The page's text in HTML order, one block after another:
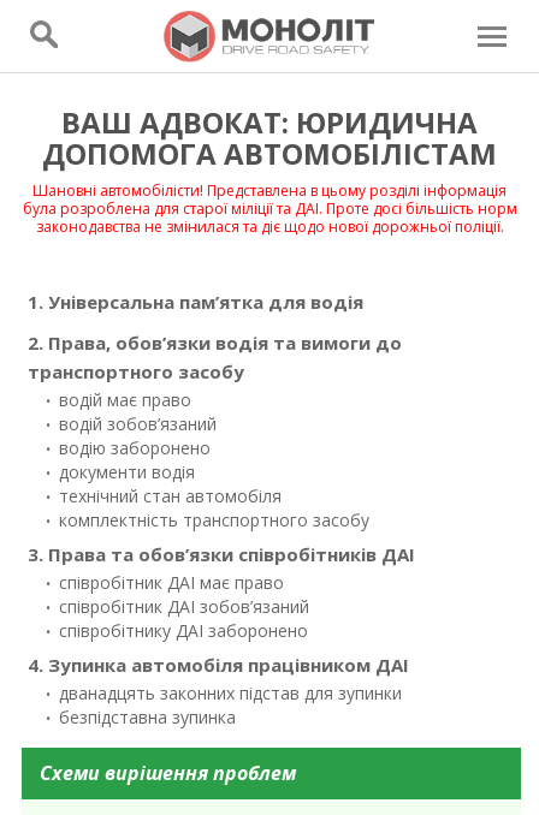
ВАШ АДВОКАТ: ЮРИДИЧНА
ДОПОМОГА АВТОМОБІЛІСТАМ
Шановні автомобілісти! Представлена в цьому розділі інформація
була розроблена для старої міліції та ДАІ. Проте досі більшість норм
законодавства не змінилася та діє щодо нової дорожньої поліції.
1. Універсальна пам’ятка для водія
2. Права, обов’язки водія та вимоги до
транспортного засобу
водій має право
водій зобов’язаний
водію заборонено
документи водія
технічний стан автомобіля
комплектність транспортного засобу
3. Права та обов’язки співробітників ДАІ
співробітник ДАІ має право
співробітник ДАІ зобов’язаний
співробітнику ДАІ заборонено
4. Зупинка автомобіля працівником ДАІ
дванадцять законних підстав для зупинки
безпідставна зупинка
Схеми вирішення проблем